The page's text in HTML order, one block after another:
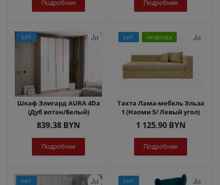
Подробнее Подробнее
ХИТ
Шкаф Элигард AURA 4Dа
(Дуб вотан/Белый)
839.38 BYN
Подробнее
ХИТ НОВИНКА
Тахта Лама-мебель Эльза
1 (Наоми 5/ Левый угол)
1 125.90BYN
Подробнее
ХИТ ХИТ